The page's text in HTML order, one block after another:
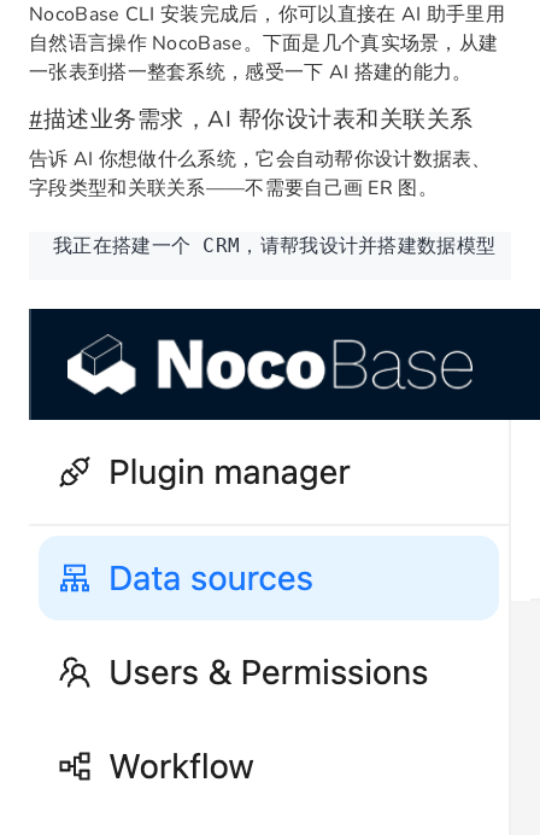
NocoBase CLI 安装完成后，你可以直接在 AI 助手里用
自然语言操作 NocoBase。下面是几个真实场景，从建
一张表到搭一整套系统，感受一下 AI 搭建的能力。
#描述业务需求，AI 帮你设计表和关联关系
告诉 AI 你想做什么系统，它会自动帮你设计数据表、
字段类型和关联关系——不需要自己画 ER 图。
我正在搭建一个 CRM，请帮我设计并搭建数据模型